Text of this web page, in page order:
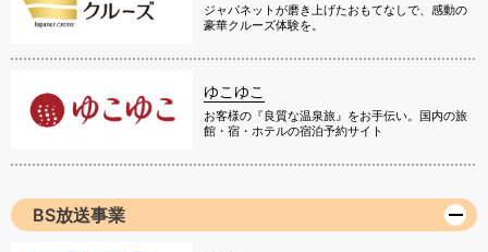
ジャパネットが磨き上げたおもてなしで、感動の
豪華クルーズ体験を。
ゆこゆこ
お客様の『良質な温泉旅』をお手伝い。国内の旅
館・宿・ホテルの宿泊予約サイト
BS放送事業